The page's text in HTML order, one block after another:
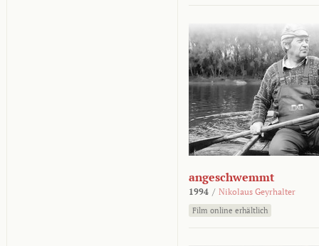
angeschwemmt
1994 / Nikolaus Geyrhalter
Film online erhältlich